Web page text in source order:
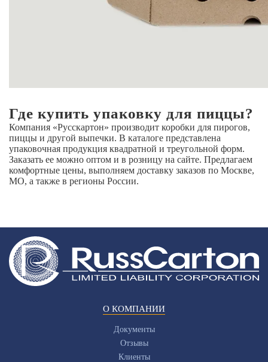
Где купить упаковку для пиццы?
Компания «Русскартон» производит коробки для пирогов,
пиццы и другой выпечки. В каталоге представлена
упаковочная продукция квадратной и треугольной форм.
Заказать ее можно оптом и в розницу на сайте. Предлагаем
комфортные цены, выполняем доставку заказов по Москве,
МО, а также в регионы России.
О КОМПАНИИ
Документы
Отзывы
Клиенты